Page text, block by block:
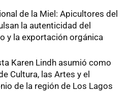
de la Miel: Apicultores del
la autenticidad del
y la exportación orgánica
Karen Lindh asumió como
Cultura, las Artes y el
de la región de Los Lagos